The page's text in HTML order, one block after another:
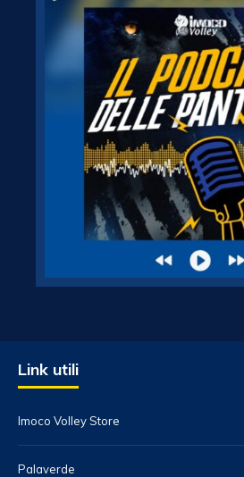
Link utili
Imoco Volley Store
Palaverde